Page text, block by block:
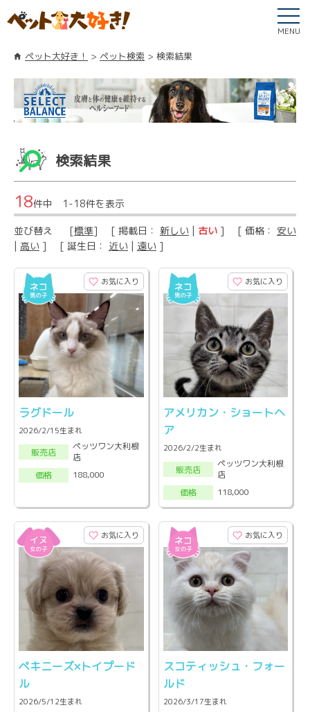
MENU
ペット大好き！ ペット検索 検索結果
検索結果
18件中 1-18件を表示
並び替え [標準] [ 掲載日： 新しい | 古い ] [ 価格： 安い
| 高い ] [ 誕生日： 近い | 遠い ]
お気に入り
ラグドール
2026/2/15生まれ
販売店
ペッツワン大利根
店
価格
188,000
お気に入り
アメリカン・ショートヘ
ア
2026/2/2生まれ
販売店
ペッツワン大利根
店
価格
118,000
お気に入り
ペキニーズ×トイプード
ル
2026/5/12生まれ
お気に入り
スコティッシュ・フォー
ルド
2026/3/17生まれ